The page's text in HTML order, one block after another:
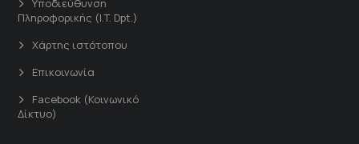
Πληροφορικής (I.T. Dpt.)
Χάρτης ιστότοπου
Επικοινωνία
Facebook (Κοινωνικό
Δίκτυο)